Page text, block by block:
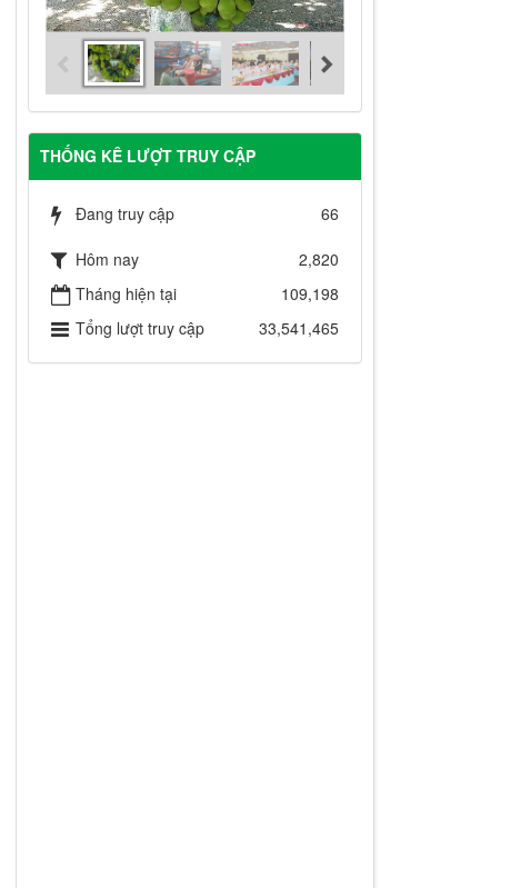
THỐNG KÊ LƯỢT TRUY CẬP
Đang truy cập 66
Hôm nay
2,820
Tháng hiện tại
109,198
Tổng lượt truy cập
33,541,465